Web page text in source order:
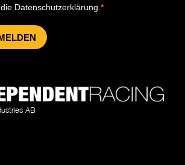
AB
Datenschutzerklärung.